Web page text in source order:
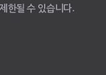
한될 수 있습니다.